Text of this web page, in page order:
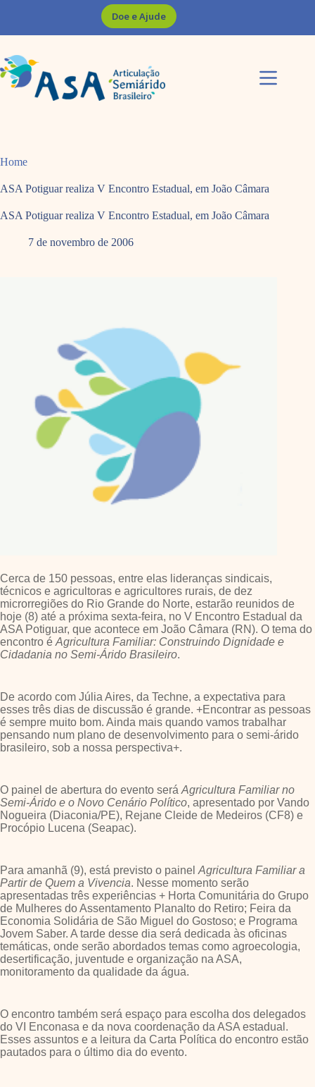
Doe e Ajude
Home
ASA Potiguar realiza V Encontro Estadual, em João Câmara
ASA Potiguar realiza V Encontro Estadual, em João Câmara
7 de novembro de 2006
Cerca de 150 pessoas, entre elas lideranças sindicais,
técnicos e agricultoras e agricultores rurais, de dez
microrregiões do Rio Grande do Norte, estarão reunidos de
hoje (8) até a próxima sexta-feira, no V Encontro Estadual da
ASA Potiguar, que acontece em João Câmara (RN). O tema do
encontro é Agricultura Familiar: Construindo Dignidade e
Cidadania no Semi-Árido Brasileiro.
De acordo com Júlia Aires, da Techne, a expectativa para
esses três dias de discussão é grande. +Encontrar as pessoas
é sempre muito bom. Ainda mais quando vamos trabalhar
pensando num plano de desenvolvimento para o semi-árido
brasileiro, sob a nossa perspectiva+.
O painel de abertura do evento será Agricultura Familiar no
Semi-Árido e o Novo Cenário Político, apresentado por Vando
Nogueira (Diaconia/PE), Rejane Cleide de Medeiros (CF8) e
Procópio Lucena (Seapac).
Para amanhã (9), está previsto o painel Agricultura Familiar a
Partir de Quem a Vivencia. Nesse momento serão
apresentadas três experiências + Horta Comunitária do Grupo
de Mulheres do Assentamento Planalto do Retiro; Feira da
Economia Solidária de São Miguel do Gostoso; e Programa
Jovem Saber. A tarde desse dia será dedicada às oficinas
temáticas, onde serão abordados temas como agroecologia,
desertificação, juventude e organização na ASA,
monitoramento da qualidade da água.
O encontro também será espaço para escolha dos delegados
do VI Enconasa e da nova coordenação da ASA estadual.
Esses assuntos e a leitura da Carta Política do encontro estão
pautados para o último dia do evento.